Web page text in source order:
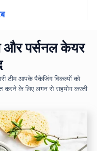
पर्सनल केयर
टीम आपके पैकेजिंग विकल्पों को
करने के लिए लगन से सहयोग करती